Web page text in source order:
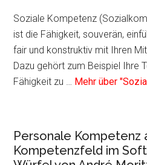
im
Soft
Skills
Würfel
von
Soziale Kompetenz
ist die Fähigkeit, souverän,
fair und konstruktiv mit Ihren
Dazu gehört zum Beispiel Ihre
Fähigkeit zu … Mehr über
Personale Kompetenz
Kompetenzfeld im Soft